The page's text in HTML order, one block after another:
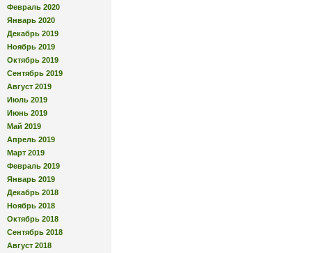
Февраль 2020
Январь 2020
Декабрь 2019
Ноябрь 2019
Октябрь 2019
Сентябрь 2019
Август 2019
Июль 2019
Июнь 2019
Май 2019
Апрель 2019
Март 2019
Февраль 2019
Январь 2019
Декабрь 2018
Ноябрь 2018
Октябрь 2018
Сентябрь 2018
Август 2018